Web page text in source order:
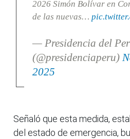
2026 Simón Bolívar en
de las nuevas…
— Presidencia del
(@presidenciaperu)
2025
Señaló que esta medida,
del estado de emergencia,